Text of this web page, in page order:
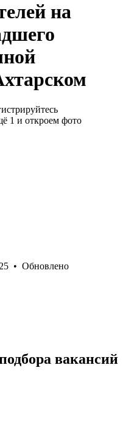
на
1 и откроем фото
• Обновлено
вакансий